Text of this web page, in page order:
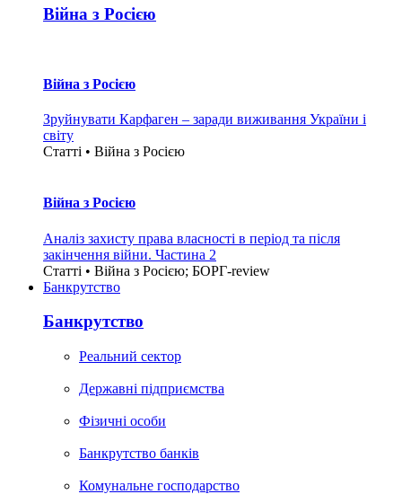
Війна з Росією
Війна з Росією
Зруйнувати Карфаген – заради виживання України і
світу
Статті • Війна з Росією
Війна з Росією
Аналіз захисту права власності в період та після
закінчення війни. Частина 2
Статті • Війна з Росією; БОРГ-review
Банкрутство
Банкрутство
Реальний сектор
Державні підприємства
Фізичні особи
Банкрутство банків
Комунальне господарство